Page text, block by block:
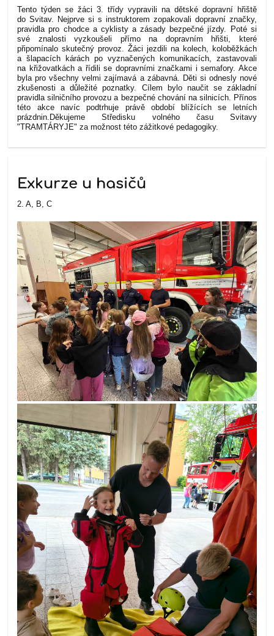
Tento týden se žáci 3. třídy vypravili na dětské dopravní hřiště
do Svitav. Nejprve si s instruktorem zopakovali dopravní značky,
pravidla pro chodce a cyklisty a zásady bezpečné jízdy. Poté si
své znalosti vyzkoušeli přímo na dopravním hřišti, které
připomínalo skutečný provoz. Žáci jezdili na kolech, koloběžkách
a šlapacích kárách po vyznačených komunikacích, zastavovali
na křižovatkách a řídili se dopravními značkami i semafory. Akce
byla pro všechny velmi zajímavá a zábavná. Děti si odnesly nové
zkušenosti a důležité poznatky. Cílem bylo naučit se základní
pravidla silničního provozu a bezpečné chování na silnicích. Přínos
této akce navíc podtrhuje právě období blížících se letních
prázdnin. Děkujeme Středisku volného času Svitavy
"TRAMTÁRYJE" za možnost této zážitkové pedagogiky.
Exkurze u hasičů
2. A, B, C